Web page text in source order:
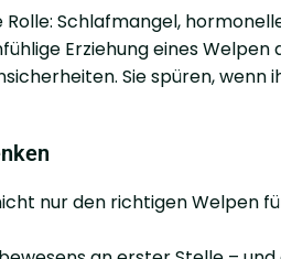
Schlafmangel,
Erziehung eines
Sie spüren,
nur den richtigen Welpen